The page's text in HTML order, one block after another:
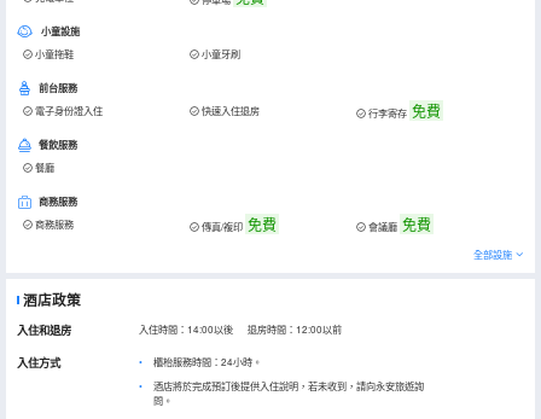
小童設施
小童拖鞋 小童牙刷
前台服務
電子身份證入住 快速入住退房 行李寄存 免費
餐飲服務
餐廳
商務服務
商務服務 傳真/複印 免費 會議廳 免費
全部設施
酒店政策
入住和退房 入住時間：14:00以後 退房時間：12:00以前
入住方式
櫃枱服務時間：24小時。
酒店將於完成預訂後提供入住說明，若未收到，請向永安旅遊詢
問。